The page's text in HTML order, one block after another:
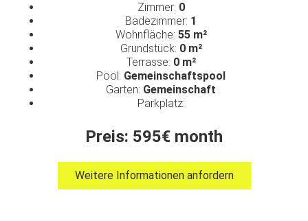
Zimmer: 0
Badezimmer: 1
Wohnfläche: 55 m²
Grundstück: 0 m²
Terrasse: 0 m²
Pool: Gemeinschaftspool
Garten: Gemeinschaft
Parkplatz:
Preis: 595€ month
Weitere Informationen anfordern